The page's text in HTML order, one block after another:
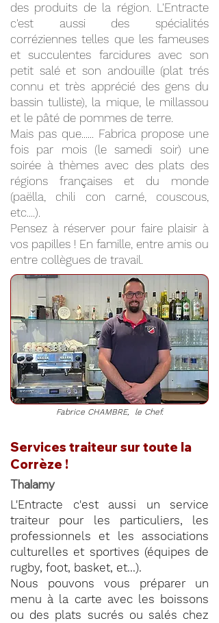
des produits de la région. L'Entracte
c'est aussi des spécialités
corréziennes telles que les fameuses
et succulentes farcidures avec son
petit salé et son andouille (plat trés
connu et très apprécié des gens du
bassin tulliste), la mique, le millassou
et le pâté de pommes de terre.
Mais pas que...... Fabrica propose une
fois par mois (le samedi soir) une
soirée à thèmes avec des plats des
régions françaises et du monde
(paëlla, chili con carné, couscous,
etc....).
Pensez à réserver pour faire plaisir à
vos papilles ! En famille, entre amis ou
entre collègues de travail.
Fabrice CHAMBRE, le Chef.
Services traiteur sur toute la
Corrèze !
Thalamy
L'Entracte c'est aussi un service
traiteur pour les particuliers, les
professionnels et les associations
culturelles et sportives (équipes de
rugby, foot, basket, et...).
Nous pouvons vous préparer un
menu à la carte avec les boissons
ou des plats sucrés ou salés chez